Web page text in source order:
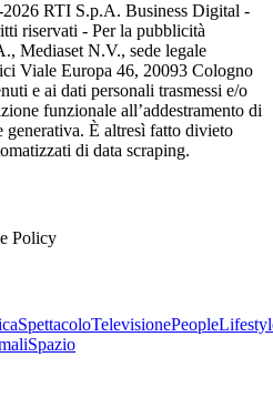
2026 RTI S.p.A. Business Digital -
riservati - Per la pubblicità
Mediaset N.V., sede legale
Viale Europa 46, 20093 Cologno
e ai dati personali trasmessi e/o
funzionale all’addestramento di
È altresì fatto divieto
di data scraping.
Policy
SpettacoloTelevisionePeople
Spazio